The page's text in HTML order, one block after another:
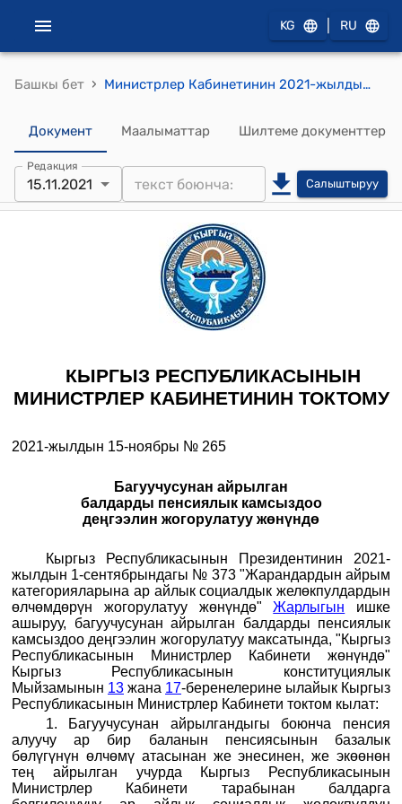
KG RU
Башкы бет › Министрлер Кабинетинин 2021-жылдын 15-ноябрындагы № 265 "Багуучусунан айрылган балдарды пенсиялык камсыздоо деңгээлин жогорулатуу жөнүндө" токтому
Документ Маалыматтар Шилтеме документтер
Редакция
15.11.2021 Салыштыруу